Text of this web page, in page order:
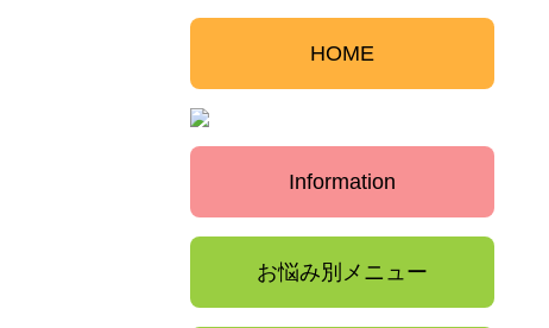
HOME
Information
お悩み別メニュー